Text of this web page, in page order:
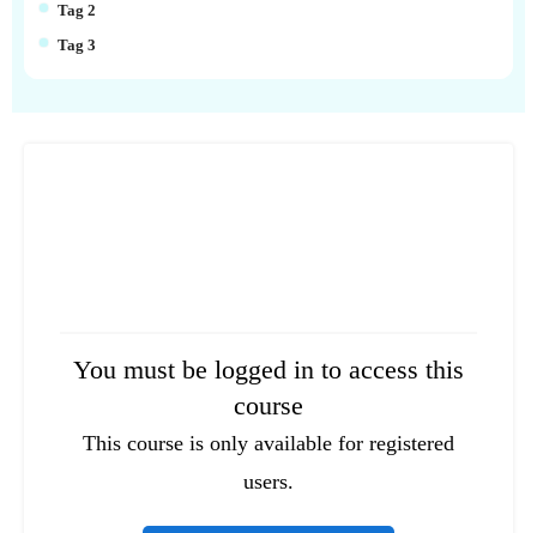
You must be logged in to access this
course
This course is only available for registered
users.
Tag 2
Tag 3